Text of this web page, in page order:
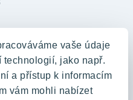
vaše údaje
technologií, jako např.
a přístup k informacím
vám mohli nabízet